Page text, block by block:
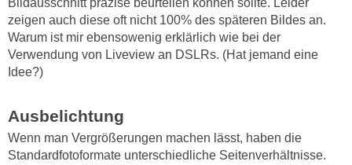
zeigen auch diese oft nicht 100% des späteren Bildes an.
Warum ist mir ebensowenig erklärlich wie bei der
Verwendung von Liveview an DSLRs. (Hat jemand eine
Idee?)
Ausbelichtung
Wenn man Vergrößerungen machen lässt, haben die
Standardfotoformate unterschiedliche Seitenverhältnisse.